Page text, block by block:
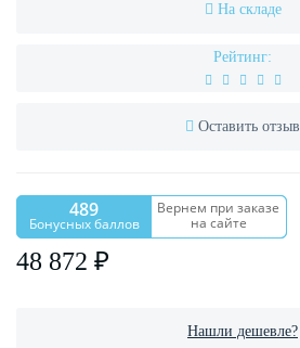
На складе
Рейтинг:
Оставить отзыв
489
Бонусных баллов
Вернем при заказе
на сайте
48 872 ₽
Нашли дешевле?